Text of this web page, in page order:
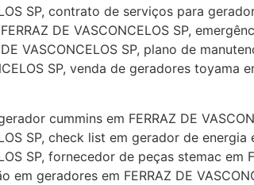
SP, contrato de serviços para
DE VASCONCELOS SP,
VASCONCELOS SP, plano de
SP, venda de geradores toyama
cummins em FERRAZ DE
SP, check list em gerador de energia
SP, fornecedor de peças stemac em
em geradores em FERRAZ DE